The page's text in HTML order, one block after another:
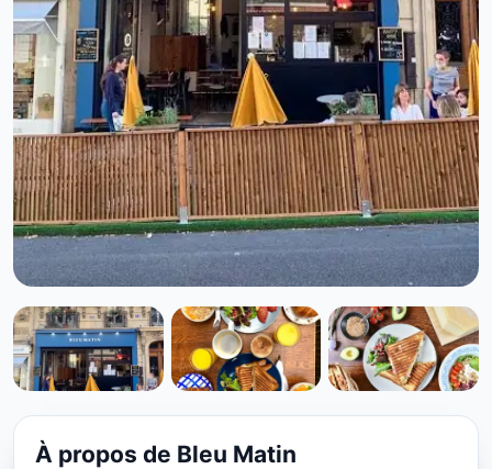
VÉGÉTARIEN
Bleu Matin à Paris
★ 4.4/5
À propos de Bleu Matin